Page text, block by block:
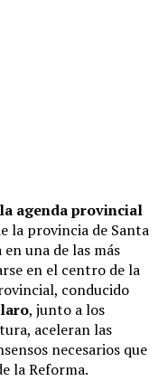
agenda provincial
la provincia de Santa
una de las más
en el centro de la
conducido
, junto a los
aceleran las
necesarios que
la Reforma.